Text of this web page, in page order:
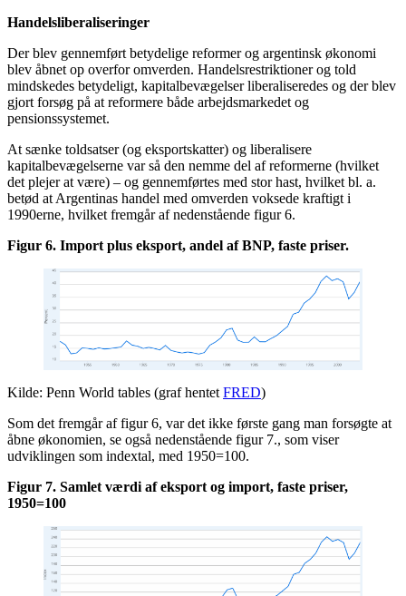
Handelsliberaliseringer
Der blev gennemført betydelige reformer og argentinsk økonomi
blev åbnet op overfor omverden. Handelsrestriktioner og told
mindskedes betydeligt, kapitalbevægelser liberaliseredes og der blev
gjort forsøg på at reformere både arbejdsmarkedet og
pensionssystemet.
At sænke toldsatser (og eksportskatter) og liberalisere
kapitalbevægelserne var så den nemme del af reformerne (hvilket
det plejer at være) – og gennemførtes med stor hast, hvilket bl. a.
betød at Argentinas handel med omverden voksede kraftigt i
1990erne, hvilket fremgår af nedenstående figur 6.
Figur 6. Import plus eksport, andel af BNP, faste priser.
Kilde: Penn World tables (graf hentet FRED)
Som det fremgår af figur 6, var det ikke første gang man forsøgte at
åbne økonomien, se også nedenstående figur 7., som viser
udviklingen som indextal, med 1950=100.
Figur 7. Samlet værdi af eksport og import, faste priser,
1950=100